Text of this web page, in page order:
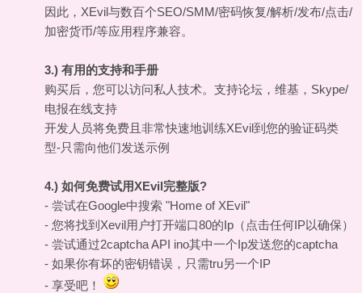
因此，XEvil与数百个SEO/SMM/密码恢复/解析/发布/点击/
加密货币/等应用程序兼容。
3.) 有用的支持和手册
购买后，您可以访问私人技术。支持论坛，维基，Skype/
电报在线支持
开发人员将免费且非常快速地训练XEvil到您的验证码类
型-只需向他们发送示例
4.) 如何免费试用XEvil完整版?
- 尝试在Google中搜索 "Home of XEvil"
- 您将找到Xevil用户打开端口80的Ip（点击任何IP以确保）
- 尝试通过2captcha API ino其中一个Ip发送您的captcha
- 如果你有坏的密钥错误，只需tru另一个IP
- 享受吧！